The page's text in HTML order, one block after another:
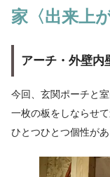
家〈出来上
アーチ・外壁内
今回、玄関ポーチと
一枚の板をしならせ
ひとつひとつ個性があ